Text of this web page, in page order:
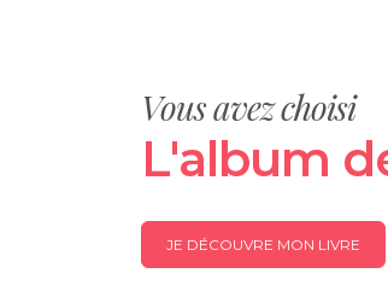
Vous avez choisi
L'album
JE DÉCOUVRE MON LIVRE